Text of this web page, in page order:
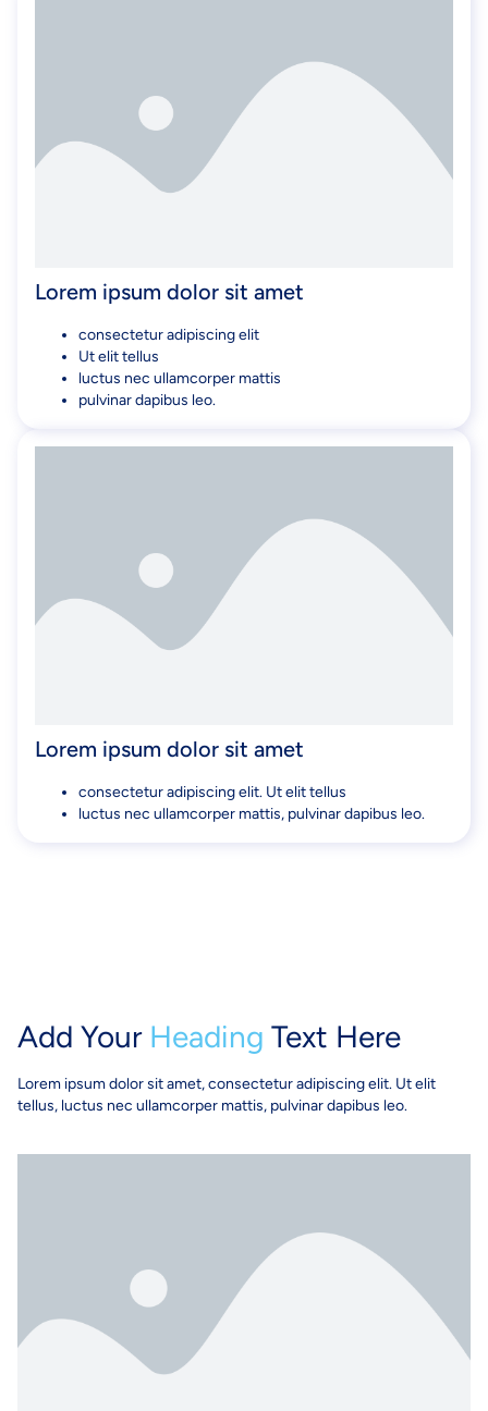
Lorem ipsum dolor sit amet
consectetur adipiscing elit
Ut elit tellus
luctus nec ullamcorper mattis
pulvinar dapibus leo.
Lorem ipsum dolor sit amet
consectetur adipiscing elit. Ut elit tellus
luctus nec ullamcorper mattis, pulvinar dapibus leo.
Add Your Heading Text Here​
Lorem ipsum dolor sit amet, consectetur adipiscing elit. Ut elit
tellus, luctus nec ullamcorper mattis, pulvinar dapibus leo.